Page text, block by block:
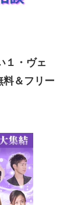
１・ヴェ
料＆フリー